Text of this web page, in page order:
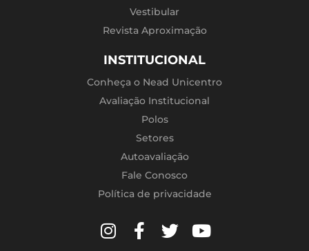
Vestibular
Revista Aproximação
INSTITUCIONAL
Conheça o Nead Unicentro
Avaliação Institucional
Polos
Setores
Autoavaliação
Fale Conosco
Política de privacidade